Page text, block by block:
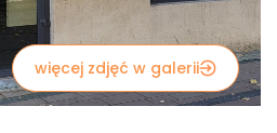
więcej zdjęć w galerii